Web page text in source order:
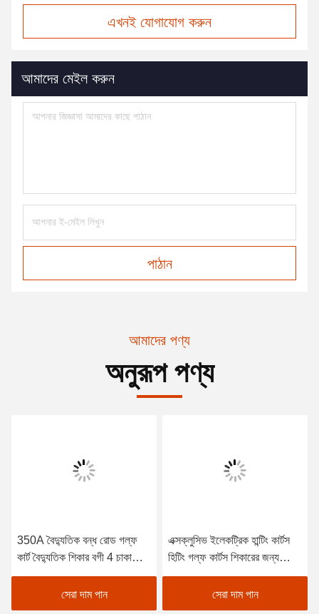
এখনই যোগাযোগ করুন
আমাদের মেইল করুন
পাঠান
আমাদের পণ্য
অনুরূপ পণ্য
350A বৈদ্যুতিক বন্ধ রোড গল্ফ
কার্ট বৈদ্যুতিক শিকার বগী 4 চাকা
ড্রাইভ বৈদ্যুতিক গল্ফ কার্ট
সেরা দাম পান
এক্সক্লুসিভ ইলেকট্রিক হান্টিং কার্টস
হিটিং গল্ফ কার্টস শিকারের জন্য
বৈদ্যুতিক গল্ফ কার্ট
সেরা দাম পান